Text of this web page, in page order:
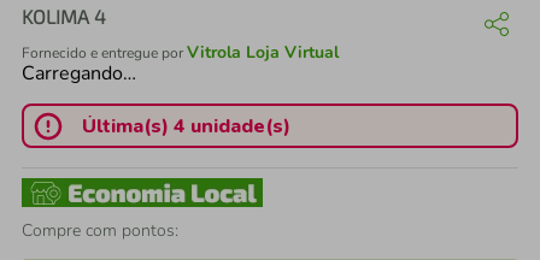
KOLIMA 4
Fornecido e entregue porVitrola Loja Virtual
Carregando…
Última(s) 4 unidade(s)
Compre com pontos: